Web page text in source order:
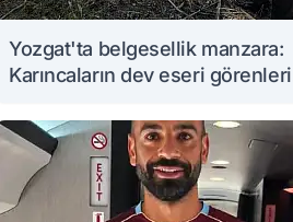
Yozgat'ta belgesellik manzara:
Karıncaların dev eseri görenleri